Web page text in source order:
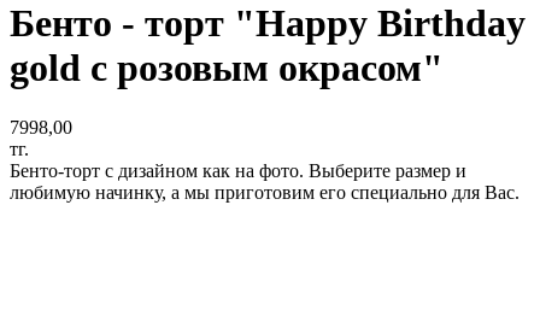
Бенто - торт "Happy Birthday
gold c розовым окрасом"
7998,00
тг.
Бенто-торт с дизайном как на фото. Выберите размер и
любимую начинку, а мы приготовим его специально для Вас.